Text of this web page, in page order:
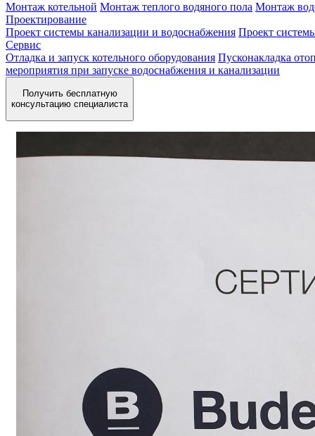
Монтаж котельной Монтаж теплого водяного пола Монтаж
Проектирование
Проект системы канализации и водоснабжения Проект
Сервис
Отладка и запуск котельного оборудования Пусконакладка
мероприятия при запуске водоснабжения и канализации
Получить бесплатную
консультацию специалиста